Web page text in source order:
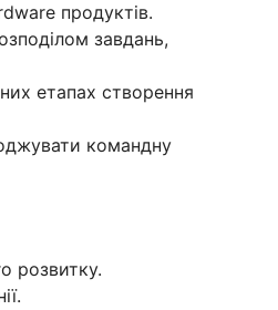
продуктів.
завдань,
етапах створення
командну
розвитку.